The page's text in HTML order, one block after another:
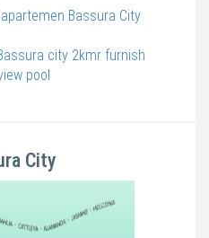
Bassura City
city 2kmr furnish
pool
City